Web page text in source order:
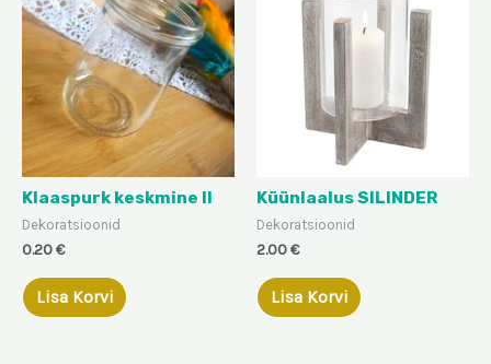
Klaaspurk keskmine II
Dekoratsioonid
0.20€
Lisa Korvi
Küünlaalus SILINDER
Dekoratsioonid
2.00€
Lisa Korvi